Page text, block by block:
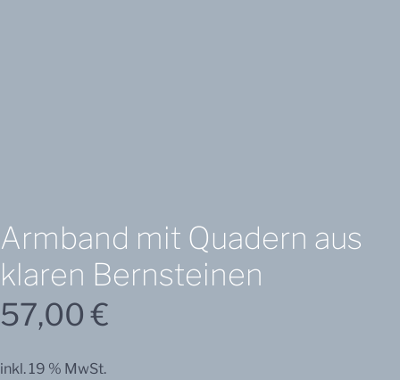
Armband mit Quadern aus
klaren Bernsteinen
57,00€
inkl. 19 % MwSt.
Quadern
aus
klaren
Bernsteinen
Menge